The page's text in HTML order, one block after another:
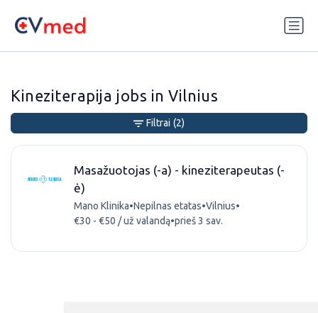
Kineziterapija jobs in Vilnius
Masažuotojas (-a) - kineziterapeutas (-
ė)
Mano Klinika•Nepilnas etatas•Vilnius•
€30 - €50 / už valandą•prieš 3 sav.
Filtrai (2)